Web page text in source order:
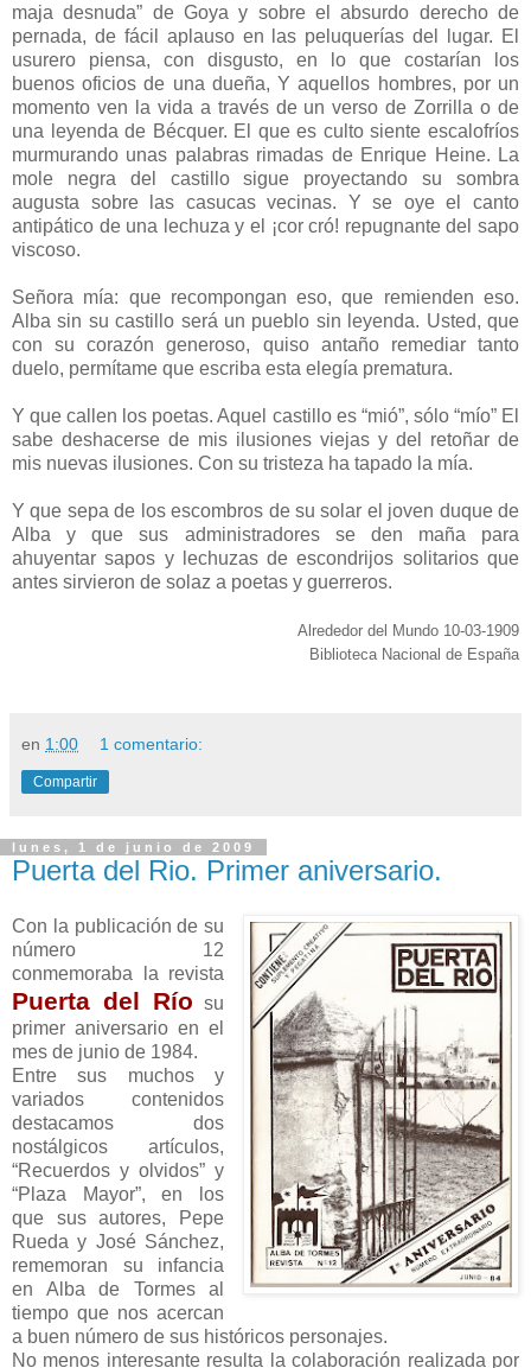
maja desnuda” de Goya y sobre el absurdo derecho de
pernada, de fácil aplauso en las peluquerías del lugar. El
usurero piensa, con disgusto, en lo que costarían los
buenos oficios de una dueña, Y aquellos hombres, por un
momento ven la vida a través de un verso de Zorrilla o de
una leyenda de Bécquer. El que es culto siente escalofríos
murmurando unas palabras rimadas de Enrique Heine. La
mole negra del castillo sigue proyectando su sombra
augusta sobre las casucas vecinas. Y se oye el canto
antipático de una lechuza y el ¡cor cró! repugnante del sapo
viscoso.
Señora mía: que recompongan eso, que remienden eso.
Alba sin su castillo será un pueblo sin leyenda. Usted, que
con su corazón generoso, quiso antaño remediar tanto
duelo, permítame que escriba esta elegía prematura.
Y que callen los poetas. Aquel castillo es “mió”, sólo “mío” El
sabe deshacerse de mis ilusiones viejas y del retoñar de
mis nuevas ilusiones. Con su tristeza ha tapado la mía.
Y que sepa de los escombros de su solar el joven duque de
Alba y que sus administradores se den maña para
ahuyentar sapos y lechuzas de escondrijos solitarios que
antes sirvieron de solaz a poetas y guerreros.
Alrededor del Mundo 10-03-1909
Biblioteca Nacional de España
en 1:00 1 comentario:
Compartir
lunes, 1 de junio de 2009
Puerta del Rio. Primer aniversario.
Con la publicación de su
número 12
conmemoraba la revista
Puerta del Río su
primer aniversario en el
mes de junio de 1984.
Entre sus muchos y
variados contenidos
destacamos dos
nostálgicos artículos,
“Recuerdos y olvidos” y
“Plaza Mayor”, en los
que sus autores, Pepe
Rueda y José Sánchez,
rememoran su infancia
en Alba de Tormes al
tiempo que nos acercan
a buen número de sus históricos personajes.
No menos interesante resulta la colaboración realizada por